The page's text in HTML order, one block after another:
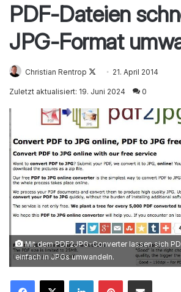
PDF-Dateien
JPG-Format
Christian Rentrop
Follow
on
21. April 2014
Zuletzt aktualisiert: 19. Juni 2024 0
Mit dem PDF2JPG-Converter lassen sich
einfach in JPGs umwandeln.